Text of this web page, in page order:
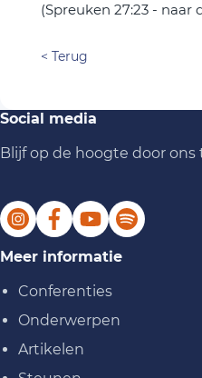
(Spreuken 27:23 - naar
< Terug
Social media
Blijf op de hoogte door ons
Meer informatie
Conferenties
Onderwerpen
Artikelen